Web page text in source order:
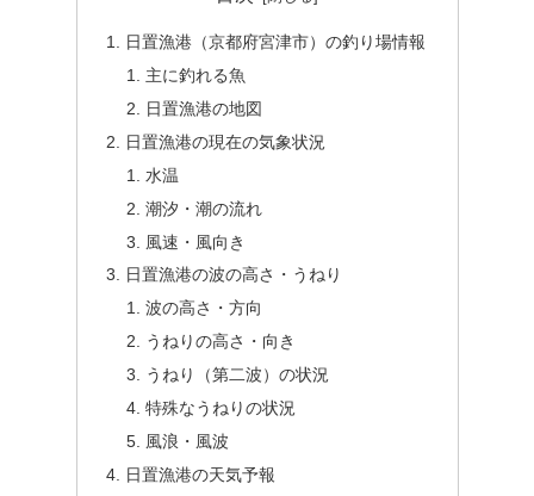
日置漁港（京都府宮津市）の釣り場情報
主に釣れる魚
日置漁港の地図
日置漁港の現在の気象状況
水温
潮汐・潮の流れ
風速・風向き
日置漁港の波の高さ・うねり
波の高さ・方向
うねりの高さ・向き
うねり（第二波）の状況
特殊なうねりの状況
風浪・風波
日置漁港の天気予報